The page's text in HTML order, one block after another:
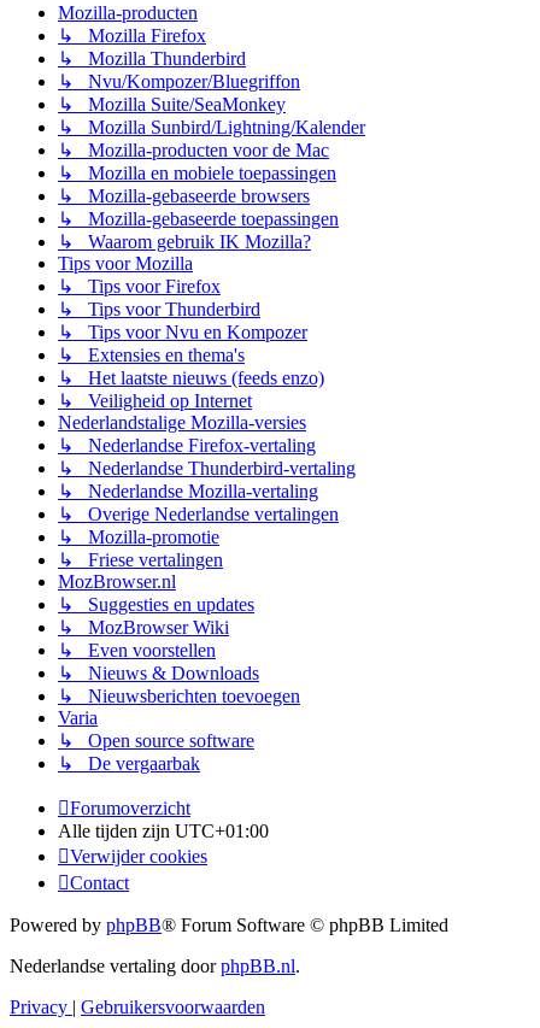
Mozilla-producten
↳ Mozilla Firefox
↳ Mozilla Thunderbird
↳ Nvu/Kompozer/Bluegriffon
↳ Mozilla Suite/SeaMonkey
↳ Mozilla Sunbird/Lightning/Kalender
↳ Mozilla-producten voor de Mac
↳ Mozilla en mobiele toepassingen
↳ Mozilla-gebaseerde browsers
↳ Mozilla-gebaseerde toepassingen
↳ Waarom gebruik IK Mozilla?
Tips voor Mozilla
↳ Tips voor Firefox
↳ Tips voor Thunderbird
↳ Tips voor Nvu en Kompozer
↳ Extensies en thema's
↳ Het laatste nieuws (feeds enzo)
↳ Veiligheid op Internet
Nederlandstalige Mozilla-versies
↳ Nederlandse Firefox-vertaling
↳ Nederlandse Thunderbird-vertaling
↳ Nederlandse Mozilla-vertaling
↳ Overige Nederlandse vertalingen
↳ Mozilla-promotie
↳ Friese vertalingen
MozBrowser.nl
↳ Suggesties en updates
↳ MozBrowser Wiki
↳ Even voorstellen
↳ Nieuws & Downloads
↳ Nieuwsberichten toevoegen
Varia
↳ Open source software
↳ De vergaarbak
Forumoverzicht
Alle tijden zijn UTC+01:00
Verwijder cookies
Contact
Powered by phpBB® Forum Software © phpBB Limited
Nederlandse vertaling doorphpBB.nl.
Privacy | Gebruikersvoorwaarden